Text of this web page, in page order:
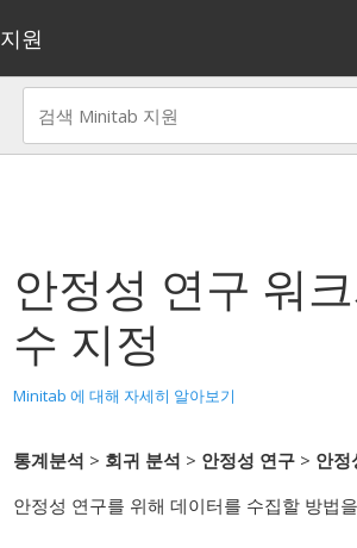
지원
안정성 연구 워
수 지정
Minitab 에 대해 자세히 알아보기
통계분석 > 회귀 분석 > 안정성 연구 > 안정
안정성 연구를 위해 데이터를 수집할 방법